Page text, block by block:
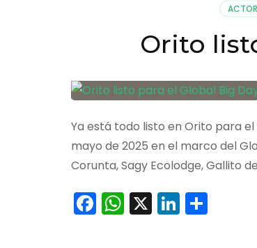
de
Orito
Ya está todo listo en Orito para
mayo de 2025 en el marco del
Corunta, Sagy Ecolodge, Gallito
Facebook
WhatsApp
X LinkedIn